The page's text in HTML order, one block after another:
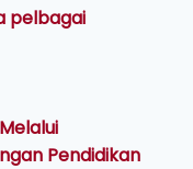
pelbagai
Pendidikan